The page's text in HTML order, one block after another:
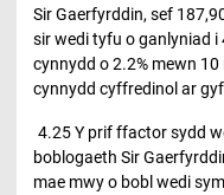
Sir Gaerfyrddin, sef
sir wedi tyfu o ganlyniad i
cynnydd o 2.2% mewn
cynnydd cyffredinol ar
4.25 Y prif ffactor sydd
boblogaeth Sir
mae mwy o bobl wedi